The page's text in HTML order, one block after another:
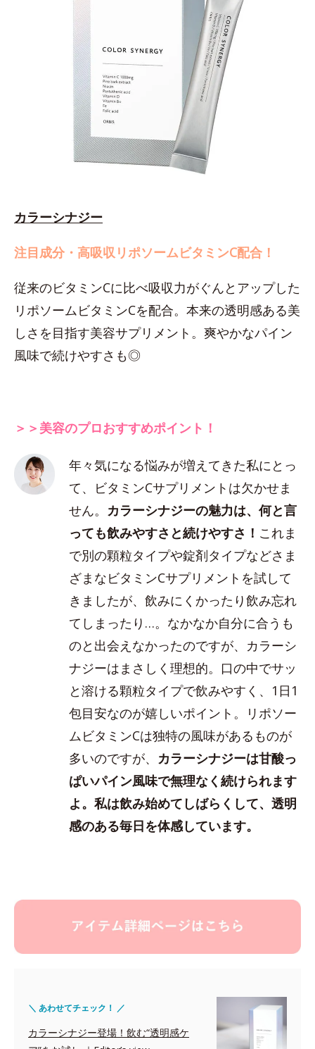
カラーシナジー
注目成分・高吸収リポソームビタミンC配合！
従来のビタミンCに比べ吸収力がぐんとアップした
リポソームビタミンCを配合。本来の透明感ある美
しさを目指す美容サプリメント。爽やかなパイン
風味で続けやすさも◎
＞＞美容のプロおすすめポイント！
年々気になる悩みが増えてきた私にとっ
て、ビタミンCサプリメントは欠かせま
せん。 カラーシナジーの魅力は、何と言
っても飲みやすさと続けやすさ！ これま
で別の顆粒タイプや錠剤タイプなどさま
ざまなビタミンCサプリメントを試して
きましたが、飲みにくかったり飲み忘れ
てしまったり…。なかなか自分に合うも
のと出会えなかったのですが、カラーシ
ナジーはまさしく理想的。口の中でサッ
と溶ける顆粒タイプで飲みやすく、1日1
包目安なのが嬉しいポイント。リポソー
ムビタミンCは独特の風味があるものが
多いのですが、 カラーシナジーは甘酸っ
ぱいパイン風味で無理なく続けられます
よ。私は飲み始めてしばらくして、透明
感のある毎日を体感しています。
＼ あわせてチェック！ ／
カラーシナジー登場！飲む“透明感ケ